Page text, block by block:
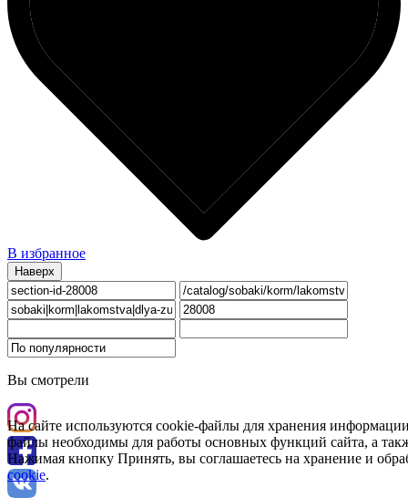
В избранное
Наверх
Вы смотрели
На сайте используются cookie-файлы для хранения
файлы необходимы для работы основных функций сайта, а
Нажимая кнопку Принять, вы соглашаетесь на хранение и
cookie.